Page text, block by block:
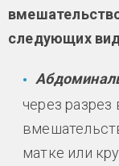
следующих
через
матке или